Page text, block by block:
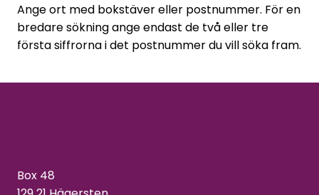
Ange ort med bokstäver eller postnummer. För en
bredare sökning ange endast de två eller tre
första siffrorna i det postnummer du vill söka fram.
Box 48